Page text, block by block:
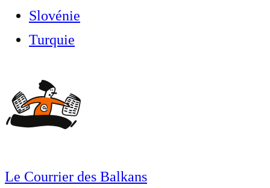
Slovénie
Turquie
Le Courrier des Balkans